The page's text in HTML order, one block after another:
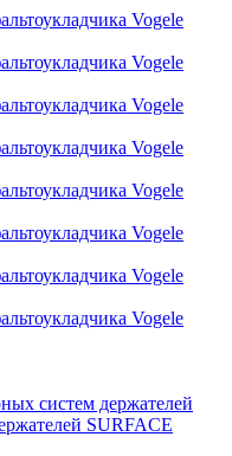
Vogele
Vogele
Vogele
Vogele
Vogele
Vogele
Vogele
Vogele
систем держателей
SURFACE